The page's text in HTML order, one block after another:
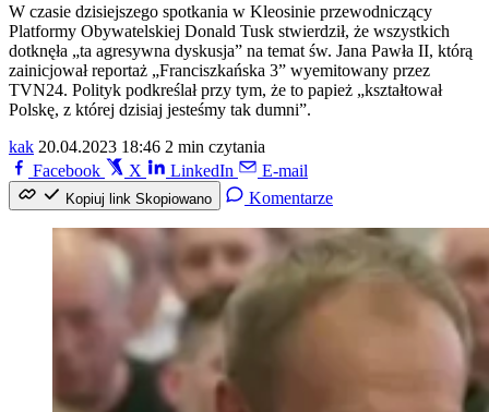
W czasie dzisiejszego spotkania w Kleosinie przewodniczący
Platformy Obywatelskiej Donald Tusk stwierdził, że wszystkich
dotknęła „ta agresywna dyskusja” na temat św. Jana Pawła II, którą
zainicjował reportaż „Franciszkańska 3” wyemitowany przez
TVN24. Polityk podkreślał przy tym, że to papież „kształtował
Polskę, z której dzisiaj jesteśmy tak dumni”.
kak 20.04.2023 18:46 2 min czytania
Facebook
X LinkedIn E-mail
Kopiuj link Skopiowano Komentarze